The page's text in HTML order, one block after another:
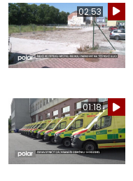
02:53
01:18